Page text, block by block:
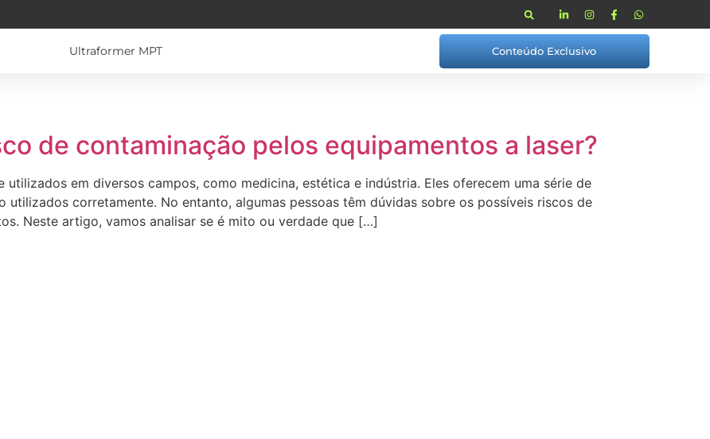
Ultraformer MPT Conteúdo Exclusivo
de contaminação pelos equipamentos a laser?
utilizados em diversos campos, como medicina, estética e indústria. Eles oferecem uma série de
utilizados corretamente. No entanto, algumas pessoas têm dúvidas sobre os possíveis riscos de
Neste artigo, vamos analisar se é mito ou verdade que […]